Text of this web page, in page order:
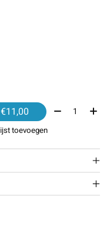
— €11,00 Aantal:
toevoegen